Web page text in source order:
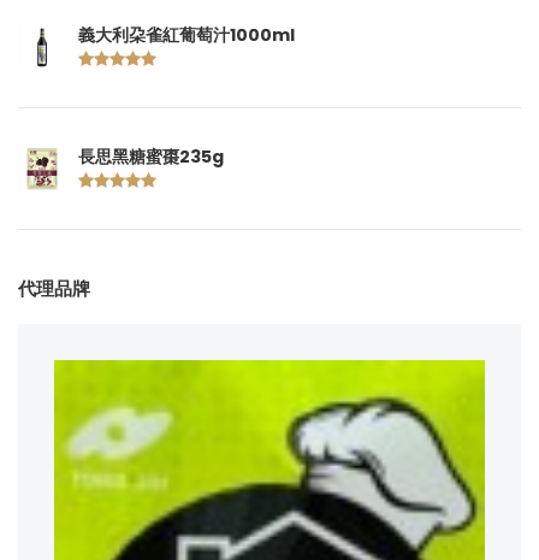
義大利朶雀紅葡萄汁1000ml
長思黑糖蜜棗235g
代理品牌